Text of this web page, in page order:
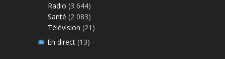
Radio (3 644)
Santé (2 083)
Télévision (21)
En direct(13)